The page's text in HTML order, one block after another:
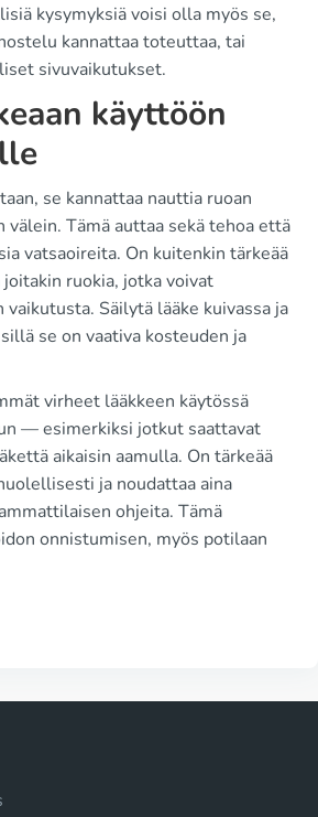
kysymyksiä voisi olla myös se,
kannattaa toteuttaa, tai
sivuvaikutukset.
käyttöön
se kannattaa nauttia ruoan
välein. Tämä auttaa sekä tehoa että
vatsaoireita. On kuitenkin tärkeää
ruokia, jotka voivat
vaikutusta. Säilytä lääke kuivassa ja
se on vaativa kosteuden ja
virheet lääkkeen käytössä
— esimerkiksi jotkut saattavat
aikaisin aamulla. On tärkeää
ja noudattaa aina
ohjeita. Tämä
onnistumisen, myös potilaan